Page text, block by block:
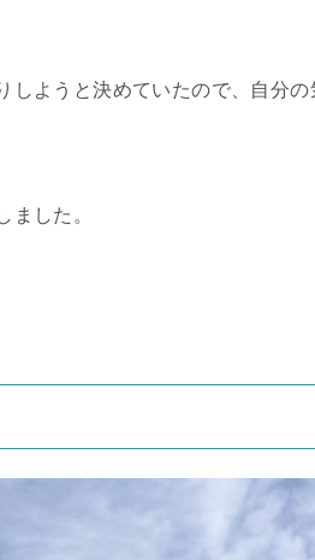
しようと決めていたので、自分の
ました。